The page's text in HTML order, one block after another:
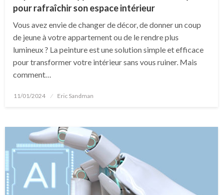
pour rafraîchir son espace intérieur
Vous avez envie de changer de décor, de donner un coup
de jeune à votre appartement ou de le rendre plus
lumineux ? La peinture est une solution simple et efficace
pour transformer votre intérieur sans vous ruiner. Mais
comment…
Posted
11/01/2024 Eric Sandman